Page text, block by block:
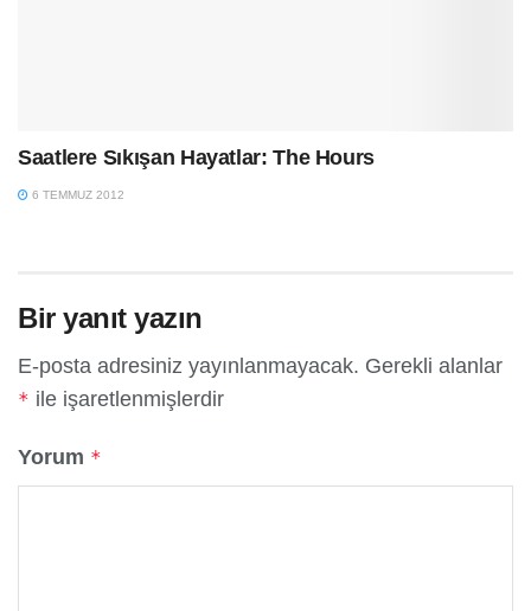
Saatlere Sıkışan Hayatlar: The Hours
6 TEMMUZ 2012
Bir yanıt yazın
E-posta adresiniz yayınlanmayacak. Gerekli alanlar
* ile işaretlenmişlerdir
Yorum *